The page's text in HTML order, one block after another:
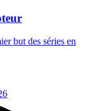
but des séries en